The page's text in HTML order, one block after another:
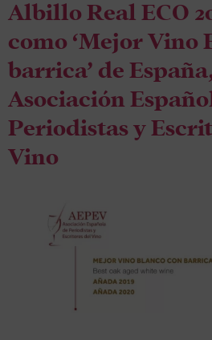
Albillo Real ECO
como ‘Mejor Vino
barrica’ de
Asociación
Periodistas y
Vino